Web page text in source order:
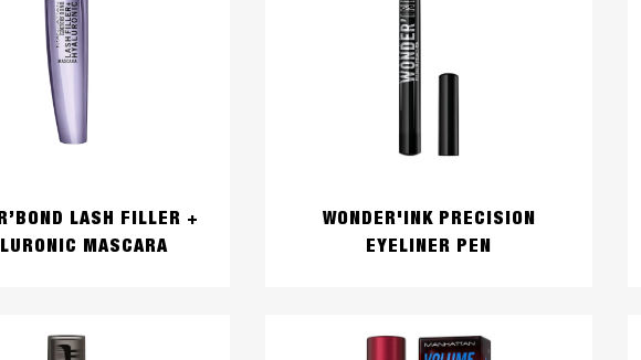
LASH FILLER +
MASCARA
WONDER'INK PRECISION
EYELINER PEN